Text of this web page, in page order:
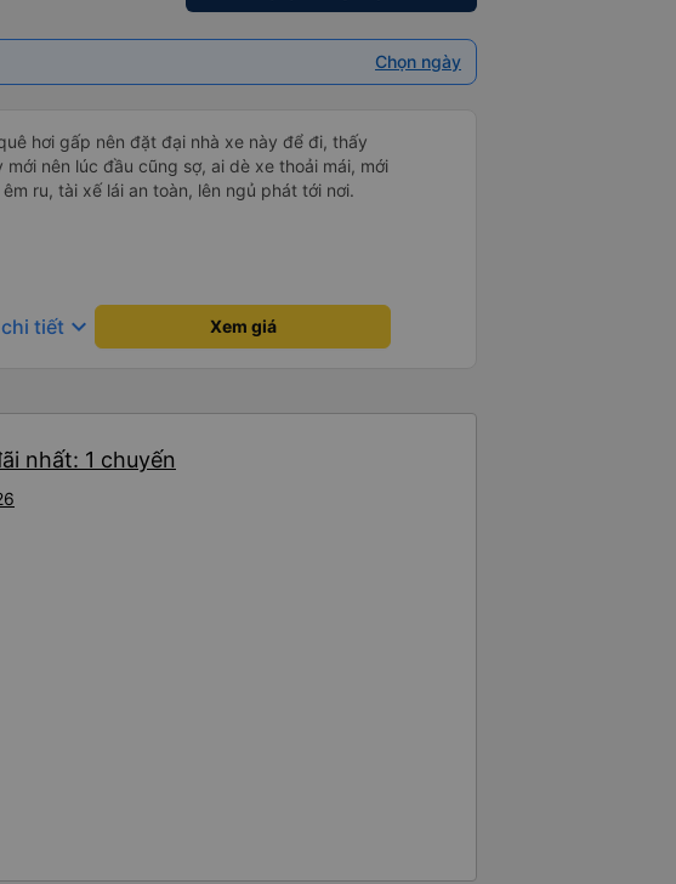
Chọn ngày
hơi gấp nên đặt đại nhà xe này để đi, thấy
mới nên lúc đầu cũng sợ, ai dè xe thoải mái, mới
ru, tài xế lái an toàn, lên ngủ phát tới nơi.
tiết keyboard_arrow_down Xem giá
nhất: 1 chuyến